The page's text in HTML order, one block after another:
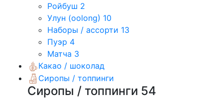
Ройбуш 2
Улун (oolong) 10
Наборы / ассорти 13
Пуэр 4
Матча 3
Какао / шоколад
Сиропы / топпинги
Сиропы / топпинги 54